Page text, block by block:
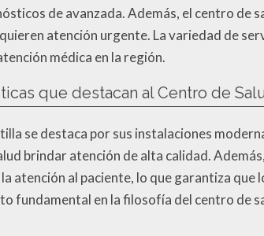
de avanzada. Además, el centro de
atención urgente. La variedad de
médica en la región.
que destacan al Centro de
se destaca por sus instalaciones
brindar atención de alta calidad.
atención al paciente, lo que garantiza
fundamental en la filosofía del centro de